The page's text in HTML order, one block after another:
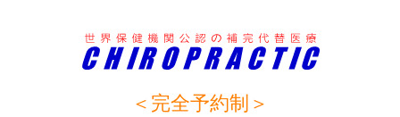
＜完全予約制＞